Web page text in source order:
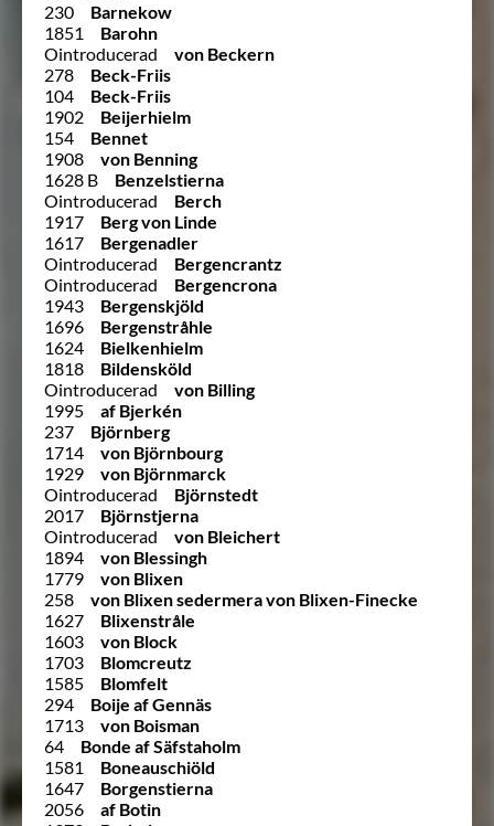
230
Barnekow
1851
Barohn
Ointroducerad
von Beckern
278
Beck-Friis
104
Beck-Friis
1902
Beijerhielm
154
Bennet
1908
von Benning
1628 B
Benzelstierna
Ointroducerad
Berch
1917
Berg von Linde
1617
Bergenadler
Ointroducerad
Bergencrantz
Ointroducerad
Bergencrona
1943
Bergenskjöld
1696
Bergenstråhle
1624
Bielkenhielm
1818
Bildensköld
Ointroducerad
von Billing
1995
af Bjerkén
237
Björnberg
1714
von Björnbourg
1929
von Björnmarck
Ointroducerad
Björnstedt
2017
Björnstjerna
Ointroducerad
von Bleichert
1894
von Blessingh
1779
von Blixen
258
von Blixen sedermera von Blixen-Finecke
1627
Blixenstråle
1603
von Block
1703
Blomcreutz
1585
Blomfelt
294
Boije af Gennäs
1713
von Boisman
64
Bonde af Säfstaholm
1581
Boneauschiöld
1647
Borgenstierna
2056
af Botin